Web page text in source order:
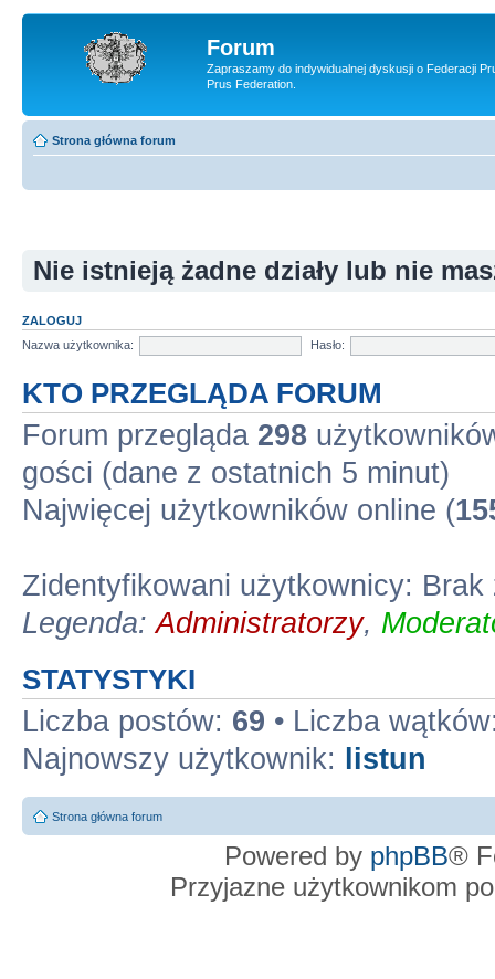
Forum
Zapraszamy do indywidualnej dyskusji o Federacji
Prus Federation.
Strona główna forum
Nie istnieją żadne działy lub nie
ZALOGUJ
Nazwa użytkownika:
Hasło:
KTO PRZEGLĄDA FORUM
Forum przegląda 298
gości (dane z ostatnich 5 minut)
Najwięcej użytkowników online (
Zidentyfikowani użytkownicy:
Legenda:Administratorzy,
STATYSTYKI
Liczba postów: 69 • Liczba
Najnowszy użytkownik:
listun
Strona główna forum
Powered by phpBB®
Przyjazne użytkownikom